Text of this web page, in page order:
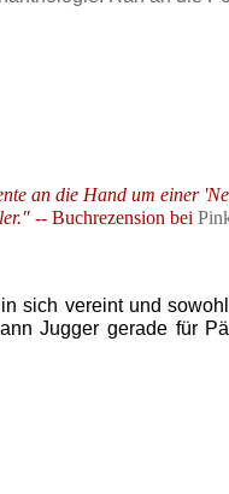
an die Hand um einer
-- Buchrezension bei
sich vereint und
Jugger gerade für